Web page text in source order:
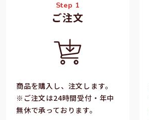
Step 1
ご注⽂
商品を購入し、注文します。
※ご注⽂は24時間受付・年中
無休で承っております。